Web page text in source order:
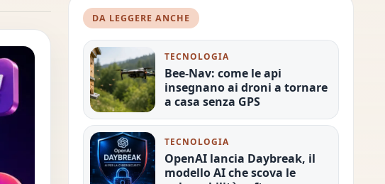
DA LEGGERE ANCHE
TECNOLOGIA
Bee-Nav: come le api
insegnano ai droni a tornare
a casa senza GPS
TECNOLOGIA
OpenAI lancia Daybreak, il
modello AI che scova le